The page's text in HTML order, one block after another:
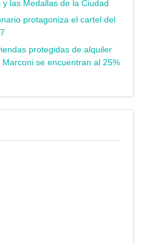
y las Medallas de la Ciudad
protagoniza el cartel del
protegidas de alquiler
se encuentran al 25%